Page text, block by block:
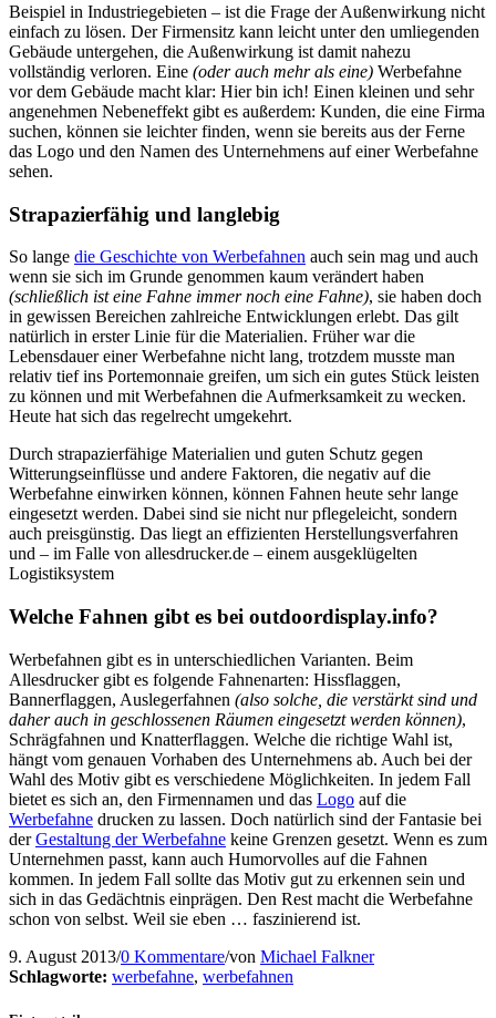
Beispiel in Industriegebieten – ist die Frage der Außenwirkung nicht
einfach zu lösen. Der Firmensitz kann leicht unter den umliegenden
Gebäude untergehen, die Außenwirkung ist damit nahezu
vollständig verloren. Eine (oder auch mehr als eine) Werbefahne
vor dem Gebäude macht klar: Hier bin ich! Einen kleinen und sehr
angenehmen Nebeneffekt gibt es außerdem: Kunden, die eine Firma
suchen, können sie leichter finden, wenn sie bereits aus der Ferne
das Logo und den Namen des Unternehmens auf einer Werbefahne
sehen.
Strapazierfähig und langlebig
So lange die Geschichte von Werbefahnen auch sein mag und auch
wenn sie sich im Grunde genommen kaum verändert haben
(schließlich ist eine Fahne immer noch eine Fahne), sie haben doch
in gewissen Bereichen zahlreiche Entwicklungen erlebt. Das gilt
natürlich in erster Linie für die Materialien. Früher war die
Lebensdauer einer Werbefahne nicht lang, trotzdem musste man
relativ tief ins Portemonnaie greifen, um sich ein gutes Stück leisten
zu können und mit Werbefahnen die Aufmerksamkeit zu wecken.
Heute hat sich das regelrecht umgekehrt.
Durch strapazierfähige Materialien und guten Schutz gegen
Witterungseinflüsse und andere Faktoren, die negativ auf die
Werbefahne einwirken können, können Fahnen heute sehr lange
eingesetzt werden. Dabei sind sie nicht nur pflegeleicht, sondern
auch preisgünstig. Das liegt an effizienten Herstellungsverfahren
und – im Falle von allesdrucker.de – einem ausgeklügelten
Logistiksystem
Welche Fahnen gibt es bei outdoordisplay.info?
Werbefahnen gibt es in unterschiedlichen Varianten. Beim
Allesdrucker gibt es folgende Fahnenarten: Hissflaggen,
Bannerflaggen, Auslegerfahnen (also solche, die verstärkt sind und
daher auch in geschlossenen Räumen eingesetzt werden können),
Schrägfahnen und Knatterflaggen. Welche die richtige Wahl ist,
hängt vom genauen Vorhaben des Unternehmens ab. Auch bei der
Wahl des Motiv gibt es verschiedene Möglichkeiten. In jedem Fall
bietet es sich an, den Firmennamen und das Logo auf die
Werbefahne drucken zu lassen. Doch natürlich sind der Fantasie bei
derGestaltung der Werbefahne keine Grenzen gesetzt. Wenn es zum
Unternehmen passt, kann auch Humorvolles auf die Fahnen
kommen. In jedem Fall sollte das Motiv gut zu erkennen sein und
sich in das Gedächtnis einprägen. Den Rest macht die Werbefahne
schon von selbst. Weil sie eben … faszinierend ist.
9. August 2013/0 Kommentare/von Michael Falkner
Schlagworte: werbefahne, werbefahnen